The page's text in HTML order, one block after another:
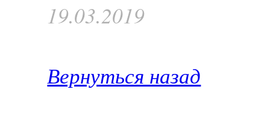
19.03.2019
Вернуться назад